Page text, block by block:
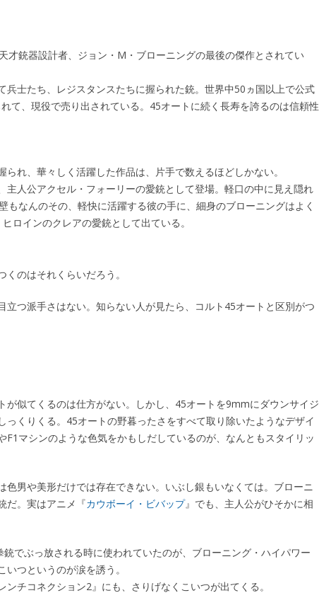
才銃器設計者、ジョン・M・ブローニングの最後の傑作とされてい
兵士たち、レジスタンスたちに握られた銃。世界中50ヵ国以上で公式
て、現役で売り出されている。45オートに続く長寿を誇るのは信頼性
れ、華々しく活躍した作品は、片手で数えるほどしかない。
人公アクセル・フォーリーの愛銃として登場。軽口の中に見え隠れ
なんのその、軽快に活躍する彼の手に、細身のブローニングはよく
ロインのクレアの愛銃として出ている。
のはそれくらいだろう。
つ派手さはない。知らない人が見たら、コルト45オートと区別がつ
が似てくるのは仕方がない。しかし、45オートを9mmにダウンサイジ
っくりくる。45オートの野暮ったさをすべて取り除いたようなデザイ
F1マシンのような色気をかもしだしているのが、なんともスタイリッ
男や美形だけでは存在できない。いぶし銀もいなくては。ブローニ
だ。実はアニメ『カウボーイ・ビバップ』でも、主人公がひそかに相
でぶっ放される時に使われていたのが、ブローニング・ハイパワー
つというのが涙を誘う。
チコネクション2』にも、さりげなくこいつが出てくる。